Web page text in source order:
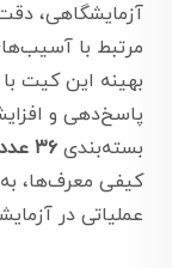
آزمایشگاهی،
مرتبط با
بهینه این کیت
پاسخ‌دهی و
بسته‌بندی۳۶ عددی
کیفی معرف‌ها،
عملیاتی در